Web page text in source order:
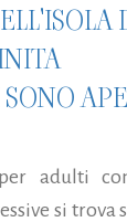
adulti
si trova